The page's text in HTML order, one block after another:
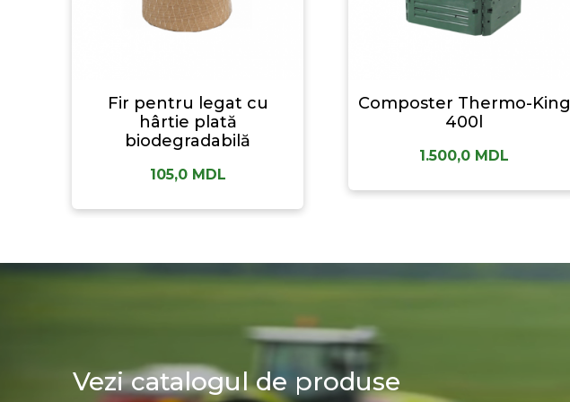
Fir pentru legat cu
hârtie plată
biodegradabilă
105,0 MDL
Composter Thermo-King
400l
1.500,0 MDL
Vezi catalogul de produse